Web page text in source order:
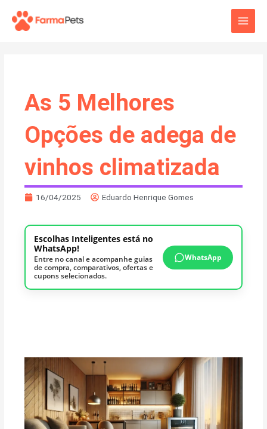
para
Main
As 5 Melhores
Opções de adega de
vinhos climatizada
16/04/2025 Eduardo Henrique Gomes
Escolhas Inteligentes está no
WhatsApp!
Entre no canal e acompanhe guias
de compra, comparativos, ofertas e
cupons selecionados.
WhatsApp